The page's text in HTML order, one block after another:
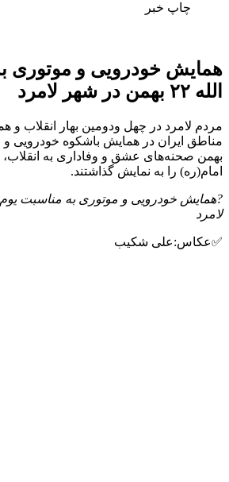
چاپ خبر
همایش خودرویی و موتوری
الله ٢٢ بهمن در شهر لامرد
مردم لامرد در چهل ودومین بهار انقلاب و
بهمن صحنه‌های عشق و وفاداری به انقلاب،
امام(ره) را به نمایش گذاشتند.
لامرد
✅عکاس:علی شکیب